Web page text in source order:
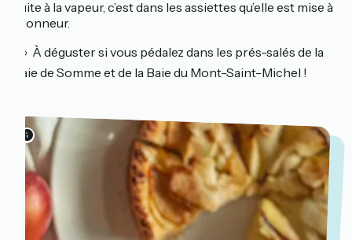
cuite à la vapeur, c’est dans les assiettes qu’elle est mise à
l’honneur.
🚲 À déguster si vous pédalez dans les prés-salés de la
Baie de Somme et de la Baie du Mont-Saint-Michel !